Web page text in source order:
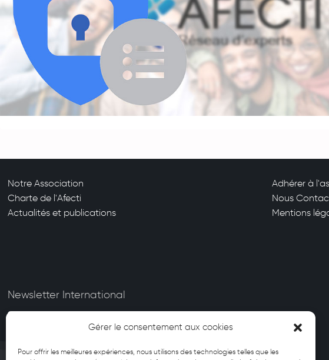
Gérer le consentement aux cookies
Pour offrir les meilleures expériences, nous utilisons des technologies telles que les
Notre Association
Charte de l'Afecti
Actualités et publications
Adhérer à
Nous
Mentions
Newsletter International